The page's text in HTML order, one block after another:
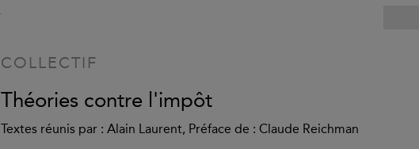
COLLECTIF
Théories contre l'impôt
Textes réunis par : Alain Laurent, Préface de : Claude Reichman